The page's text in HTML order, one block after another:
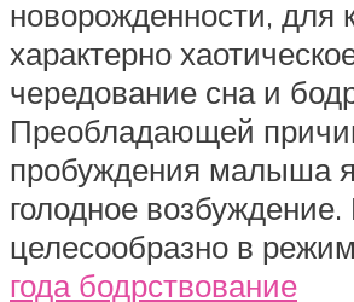
новорожденности, для
характерно
чередование сна и
Преобладающей
пробуждения малыша
голодное
целесообразно в
года бодрствование